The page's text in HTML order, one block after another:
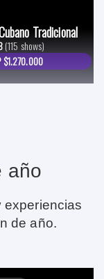
Tradicional
(115 shows)
$1.270.000
año
experiencias
de año.